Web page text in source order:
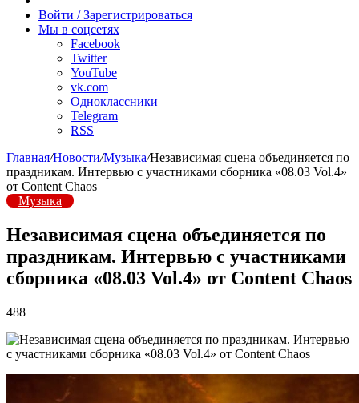
радио
Войти / Зарегистрироваться
Мы в соцсетях
Facebook
Twitter
YouTube
vk.com
Одноклассники
Telegram
RSS
Главная/Новости/Музыка/Независимая сцена объединяется по
праздникам. Интервью с участниками сборника «08.03 Vol.4»
от Content Chaos
Музыка
Независимая сцена объединяется по
праздникам. Интервью с участниками
сборника «08.03 Vol.4» от Content Chaos
488